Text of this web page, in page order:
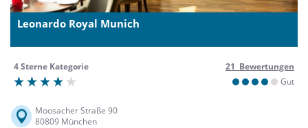
Leonardo Royal Munich
4 Sterne Kategorie
21 Bewertungen
Gut
Moosacher Straße 90
80809 München